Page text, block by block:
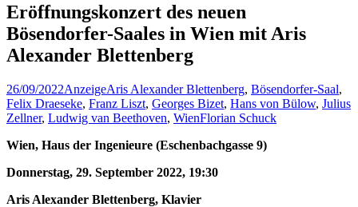
Eröffnungskonzert des neuen
Bösendorfer-Saales in Wien mit Aris
Alexander Blettenberg
26/09/2022AnzeigeAris Alexander Blettenberg, Bösendorfer-Saal,
Felix Draeseke, Franz Liszt, Georges Bizet, Hans von Bülow, Julius
Zellner, Ludwig van Beethoven, WienFlorian Schuck
Wien, Haus der Ingenieure (Eschenbachgasse 9)
Donnerstag, 29. September 2022, 19:30
Aris Alexander Blettenberg, Klavier